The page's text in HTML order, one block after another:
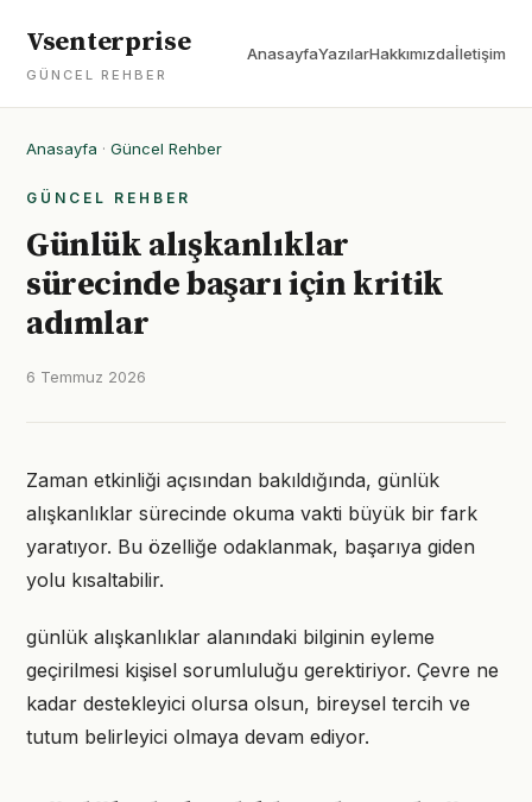
Vsenterprise
GÜNCEL REHBER
AnasayfaYazılarHakkımızdaİletişim
Anasayfa · Güncel Rehber
GÜNCEL REHBER
Günlük alışkanlıklar
sürecinde başarı için kritik
adımlar
6 Temmuz 2026
Zaman etkinliği açısından bakıldığında, günlük
alışkanlıklar sürecinde okuma vakti büyük bir fark
yaratıyor. Bu özelliğe odaklanmak, başarıya giden
yolu kısaltabilir.
günlük alışkanlıklar alanındaki bilginin eyleme
geçirilmesi kişisel sorumluluğu gerektiriyor. Çevre ne
kadar destekleyici olursa olsun, bireysel tercih ve
tutum belirleyici olmaya devam ediyor.